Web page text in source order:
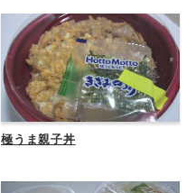
極うま親子丼